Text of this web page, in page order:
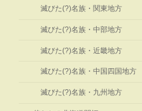
滅びた(?)名族・関東地方
滅びた(?)名族・中部地方
滅びた(?)名族・近畿地方
滅びた(?)名族・中国四国地方
滅びた(?)名族・九州地方